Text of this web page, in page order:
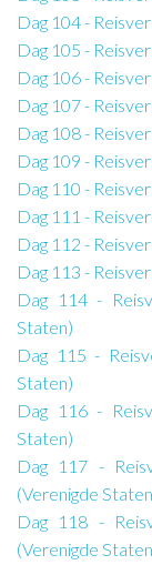
Dag 104 -
Dag 105 -
Dag 106 -
Dag 107 -
Dag 108 -
Dag 109 -
Dag 110 -
Dag 111 -
Dag 112 -
Dag 113 -
Dag 114 -
Staten)
Dag 115 -
Staten)
Dag 116 -
Staten)
Dag 117 -
(Verenigde
Dag 118 -
(Verenigde